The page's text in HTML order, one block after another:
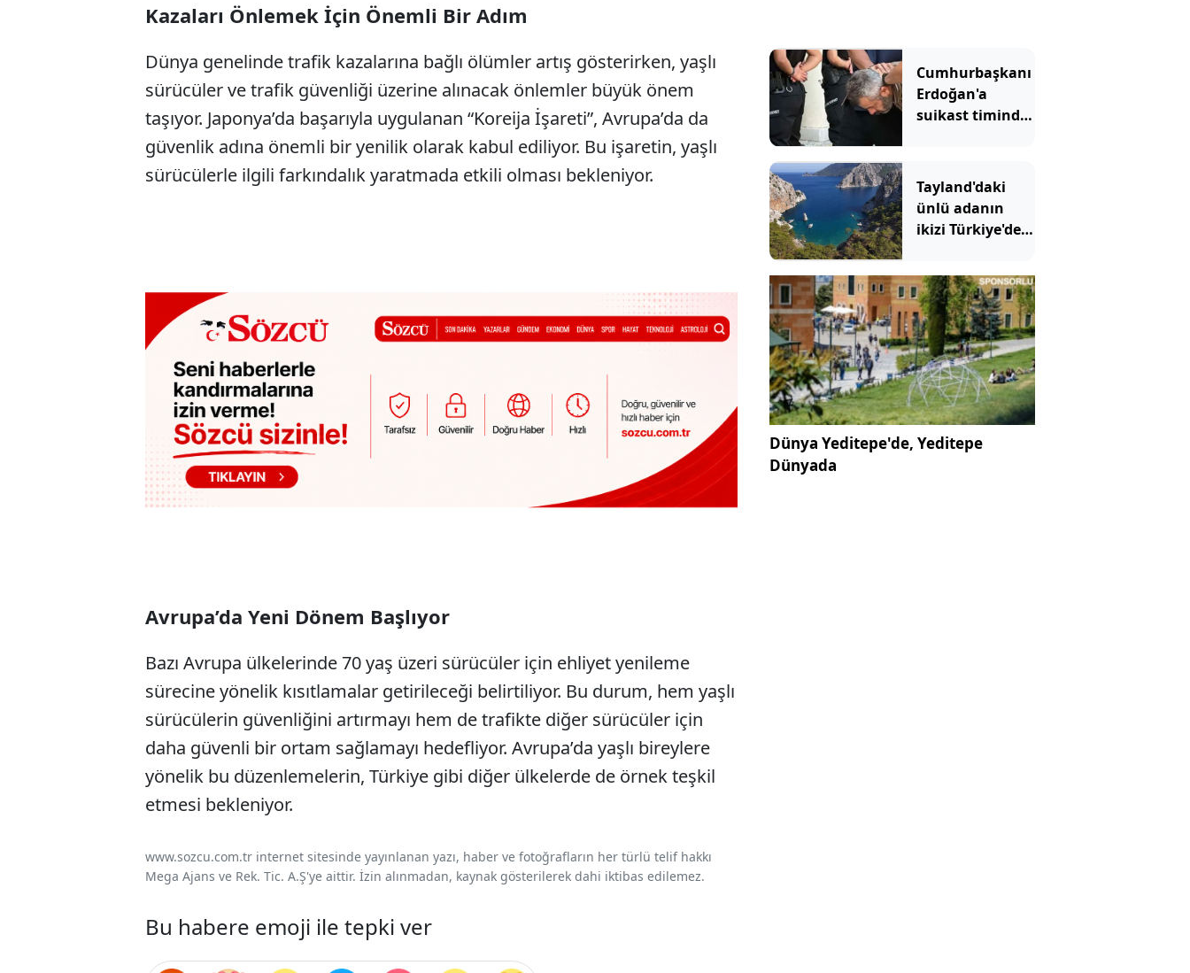
Kazaları Önlemek İçin Önemli Bir Adım
Dünya genelinde trafik kazalarına bağlı ölümler artış gösterirken, yaşlı
sürücüler ve trafik güvenliği üzerine alınacak önlemler büyük önem
taşıyor. Japonya’da başarıyla uygulanan “Koreija İşareti”, Avrupa’da da
güvenlik adına önemli bir yenilik olarak kabul ediliyor. Bu işaretin, yaşlı
sürücülerle ilgili farkındalık yaratmada etkili olması bekleniyor.
Avrupa’da Yeni Dönem Başlıyor
Bazı Avrupa ülkelerinde 70 yaş üzeri sürücüler için ehliyet yenileme
sürecine yönelik kısıtlamalar getirileceği belirtiliyor. Bu durum, hem yaşlı
sürücülerin güvenliğini artırmayı hem de trafikte diğer sürücüler için
daha güvenli bir ortam sağlamayı hedefliyor. Avrupa’da yaşlı bireylere
yönelik bu düzenlemelerin, Türkiye gibi diğer ülkelerde de örnek teşkil
etmesi bekleniyor.
www.sozcu.com.tr internet sitesinde yayınlanan yazı, haber ve fotoğrafların her türlü telif hakkı
Mega Ajans ve Rek. Tic. A.Ş'ye aittir. İzin alınmadan, kaynak gösterilerek dahi iktibas edilemez.
Bu habere emoji ile tepki ver
Cumhurbaşkanı
Erdoğan'a
suikast timinde
ablası da
gözaltına alındı
Tayland'daki
ünlü adanın
ikizi Türkiye'de
denizden
gidilebiliyor
Dünya Yeditepe'de, Yeditepe
Dünyada